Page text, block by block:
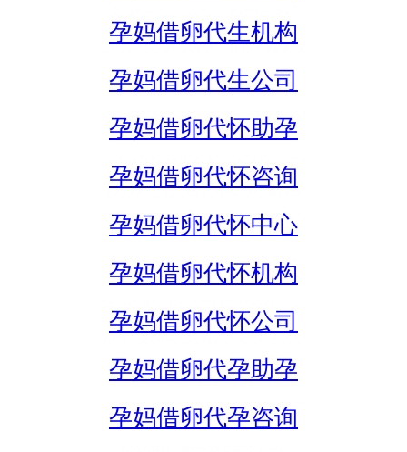
孕妈借卵代生机构
孕妈借卵代生公司
孕妈借卵代怀助孕
孕妈借卵代怀咨询
孕妈借卵代怀中心
孕妈借卵代怀机构
孕妈借卵代怀公司
孕妈借卵代孕助孕
孕妈借卵代孕咨询